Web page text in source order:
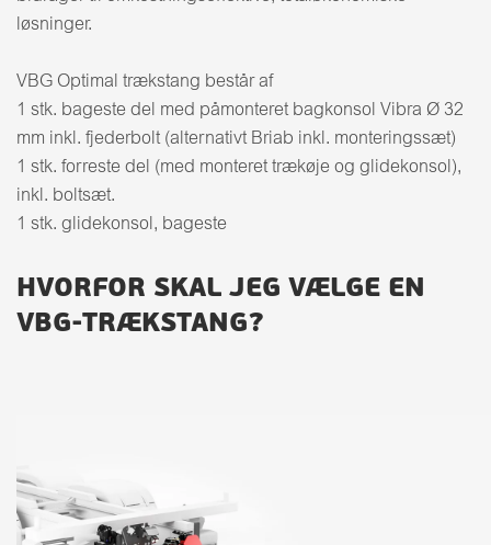
løsninger.
VBG Optimal trækstang består af
1 stk. bageste del med påmonteret bagkonsol Vibra Ø 32
mm inkl. fjederbolt (alternativt Briab inkl. monteringssæt)
1 stk. forreste del (med monteret trækøje og glidekonsol),
inkl. boltsæt.
1 stk. glidekonsol, bageste
HVORFOR SKAL JEG VÆLGE EN
VBG-TRÆKSTANG?